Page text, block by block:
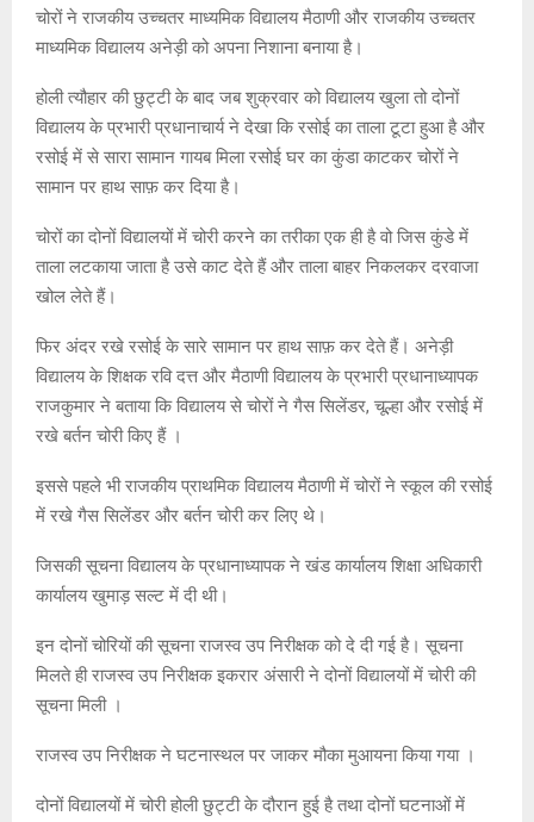
चोरों ने राजकीय उच्चतर माध्यमिक विद्यालय मैठाणी और राजकीय उच्चतर
माध्यमिक विद्यालय अनेड़ी को अपना निशाना बनाया है।
होली त्यौहार की छुट्टी के बाद जब शुक्रवार को विद्यालय खुला तो दोनों
विद्यालय के प्रभारी प्रधानाचार्य ने देखा कि रसोई का ताला टूटा हुआ है और
रसोई में से सारा सामान गायब मिला रसोई घर का कुंडा काटकर चोरों ने
सामान पर हाथ साफ़ कर दिया है।
चोरों का दोनों विद्यालयों में चोरी करने का तरीका एक ही है वो जिस कुंडे में
ताला लटकाया जाता है उसे काट देते हैं और ताला बाहर निकलकर दरवाजा
खोल लेते हैं।
फिर अंदर रखे रसोई के सारे सामान पर हाथ साफ़ कर देते हैं। अनेड़ी
विद्यालय के शिक्षक रवि दत्त और मैठाणी विद्यालय के प्रभारी प्रधानाध्यापक
राजकुमार ने बताया कि विद्यालय से चोरों ने गैस सिलेंडर, चूल्हा और रसोई में
रखे बर्तन चोरी किए हैं ।
इससे पहले भी राजकीय प्राथमिक विद्यालय मैठाणी में चोरों ने स्कूल की रसोई
में रखे गैस सिलेंडर और बर्तन चोरी कर लिए थे।
जिसकी सूचना विद्यालय के प्रधानाध्यापक ने खंड कार्यालय शिक्षा अधिकारी
कार्यालय खुमाड़ सल्ट में दी थी।
इन दोनों चोरियों की सूचना राजस्व उप निरीक्षक को दे दी गई है। सूचना
मिलते ही राजस्व उप निरीक्षक इकरार अंसारी ने दोनों विद्यालयों में चोरी की
सूचना मिली ।
राजस्व उप निरीक्षक ने घटनास्थल पर जाकर मौका मुआयना किया गया ।
दोनों विद्यालयों में चोरी होली छुट्टी के दौरान हुई है तथा दोनों घटनाओं में